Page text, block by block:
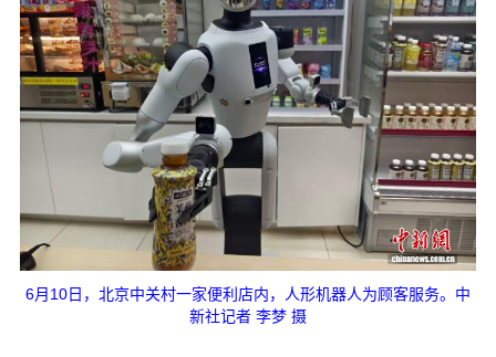
6月10日，北京中关村一家便利店内，人形机器人为顾客服务。中
新社记者 李梦 摄